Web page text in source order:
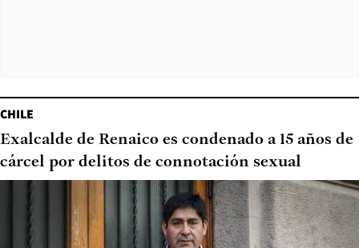
CHILE
Exalcalde de Renaico es condenado a 15 años de
cárcel por delitos de connotación sexual